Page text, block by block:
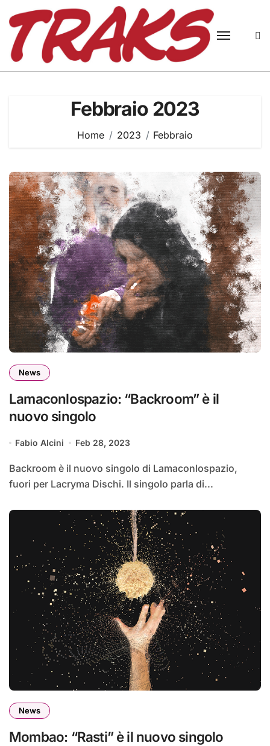
content
Febbraio 2023
Home 2023 Febbraio
News
Lamaconlospazio: “Backroom” è il
nuovo singolo
Fabio Alcini Feb 28, 2023
Backroom è il nuovo singolo di Lamaconlospazio,
fuori per Lacryma Dischi. Il singolo parla di...
News
Mombao: “Rasti” è il nuovo singolo